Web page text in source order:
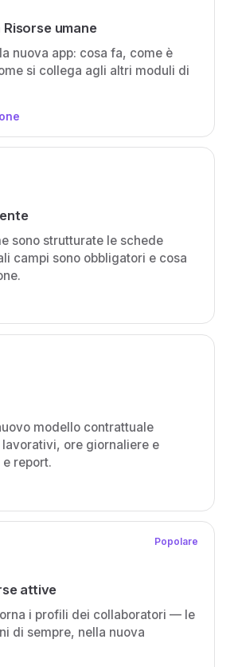
umane
nuova app: cosa fa, come è
si collega agli altri moduli di
sono strutturate le schede
campi sono obbligatori e cosa
modello contrattuale
ore giornaliere e
report.
Popolare
attive
i profili dei collaboratori — le
di sempre, nella nuova